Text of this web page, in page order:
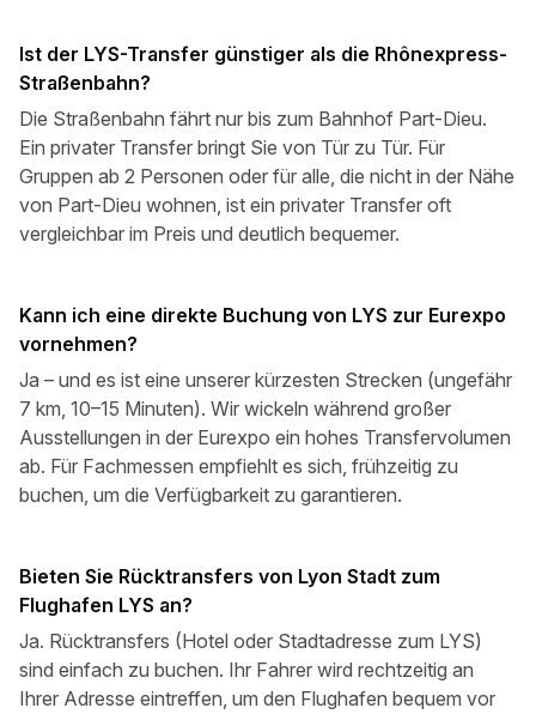
Ist der LYS-Transfer günstiger als die Rhônexpress-
Straßenbahn?
Die Straßenbahn fährt nur bis zum Bahnhof Part-Dieu.
Ein privater Transfer bringt Sie von Tür zu Tür. Für
Gruppen ab 2 Personen oder für alle, die nicht in der Nähe
von Part-Dieu wohnen, ist ein privater Transfer oft
vergleichbar im Preis und deutlich bequemer.
Kann ich eine direkte Buchung von LYS zur Eurexpo
vornehmen?
Ja – und es ist eine unserer kürzesten Strecken (ungefähr
7 km, 10–15 Minuten). Wir wickeln während großer
Ausstellungen in der Eurexpo ein hohes Transfervolumen
ab. Für Fachmessen empfiehlt es sich, frühzeitig zu
buchen, um die Verfügbarkeit zu garantieren.
Bieten Sie Rücktransfers von Lyon Stadt zum
Flughafen LYS an?
Ja. Rücktransfers (Hotel oder Stadtadresse zum LYS)
sind einfach zu buchen. Ihr Fahrer wird rechtzeitig an
Ihrer Adresse eintreffen, um den Flughafen bequem vor